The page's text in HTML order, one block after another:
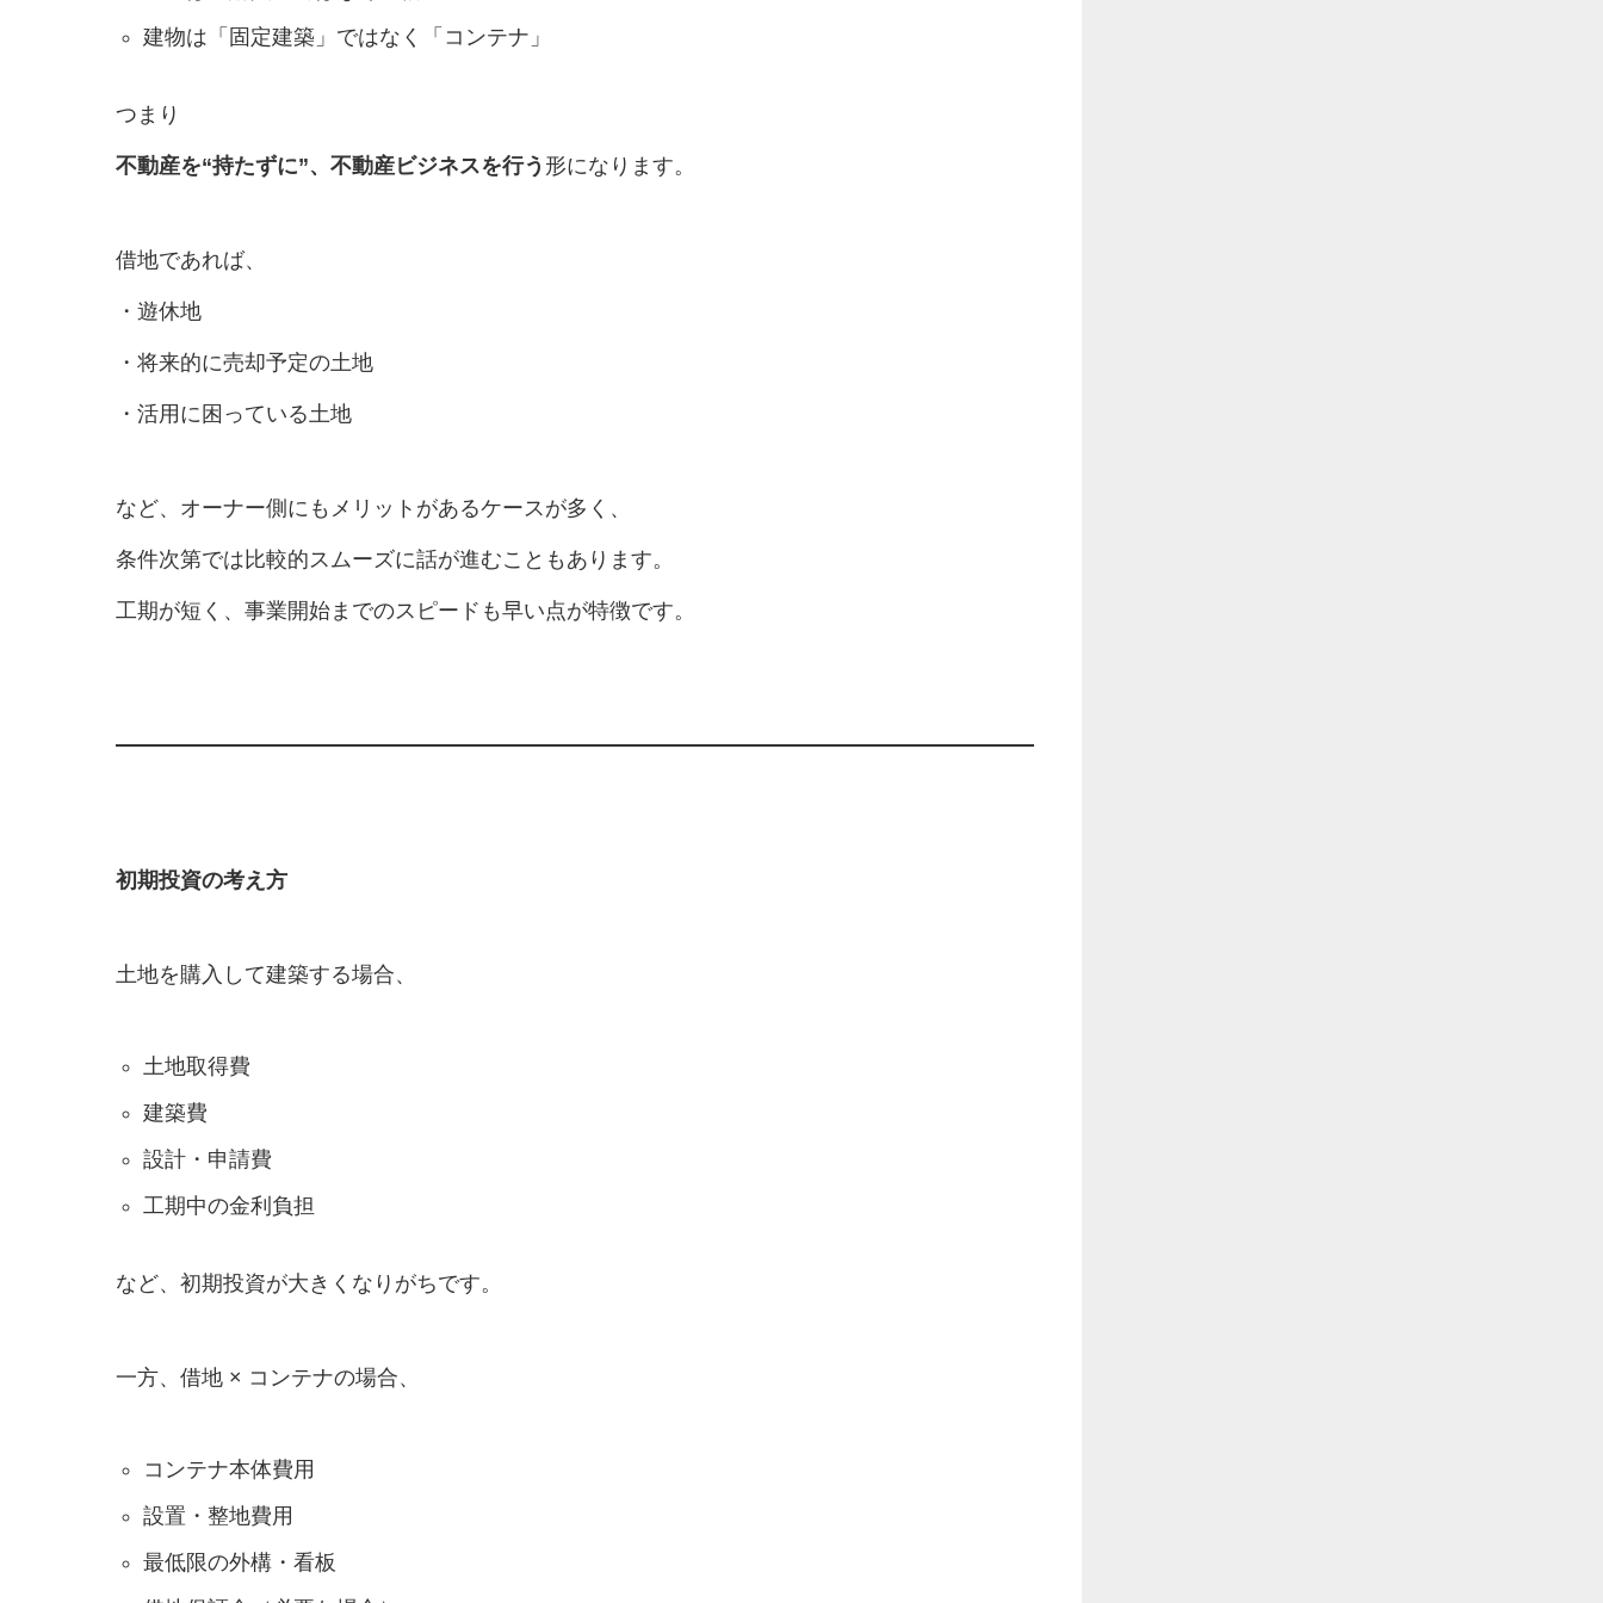
建物は「固定建築」ではなく「コンテナ」
つまり
不動産を“持たずに”、不動産ビジネスを行う 形になります。
借地であれば、
・遊休地
・将来的に売却予定の土地
・活用に困っている土地
など、オーナー側にもメリットがあるケースが多く、
条件次第では比較的スムーズに話が進むこともあります。
工期が短く、事業開始までのスピードも早い点が特徴です。
初期投資の考え方
土地を購入して建築する場合、
土地取得費
建築費
設計・申請費
工期中の金利負担
など、初期投資が大きくなりがちです。
一方、借地 × コンテナの場合、
コンテナ本体費用
設置・整地費用
最低限の外構・看板